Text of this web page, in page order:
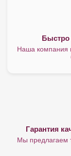
Быстро
Наша компания
Гарантия
Мы предлагаем